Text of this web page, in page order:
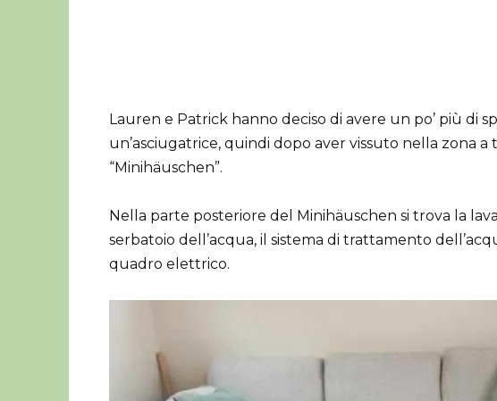
Lauren e Patrick hanno deciso di avere un po’ più di
un’asciugatrice, quindi dopo aver vissuto nella zona
“Minihäuschen”.
Nella parte posteriore del Minihäuschen si trova la
serbatoio dell’acqua, il sistema di trattamento
quadro elettrico.